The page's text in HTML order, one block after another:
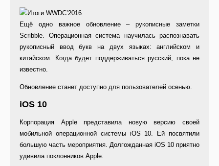
Ещё одно важное обновление – рукописные заметки
Scribble. Операционная система научилась распознавать
рукописный ввод букв на двух языках: английском и
китайском. Когда будет поддерживаться русский, пока не
известно.
Обновление станет доступно для пользователей осенью.
iOS 10
Корпорация Apple представила новую версию своей
мобильной операционной системы iOS 10. Ей посвятили
большую часть мероприятия. Долгожданная iOS 10 приятно
удивила поклонников Apple: